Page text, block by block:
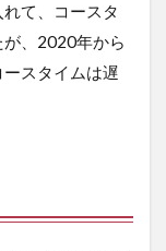
て、コースタ
、2020年から
スタイムは遅